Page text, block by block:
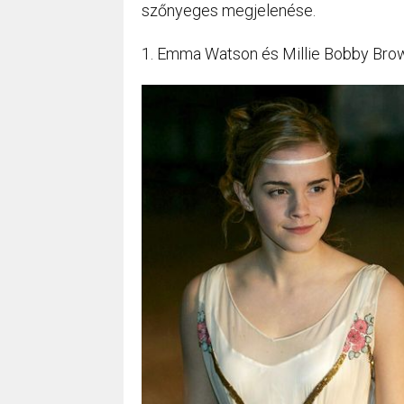
szőnyeges megjelenése.
1. Emma Watson és Millie Bobby